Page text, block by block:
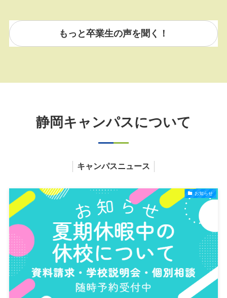
もっと卒業生の声を聞く！
静岡キャンパスについて
キャンパスニュース
お知らせ